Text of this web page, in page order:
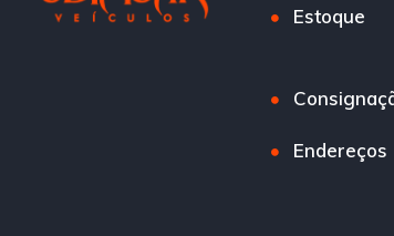
Estoque
Endereços